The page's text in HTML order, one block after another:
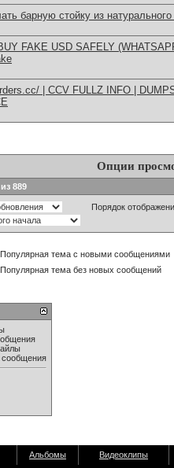
барную стойку из
FAKE USD SAFELY
| CCV FULLZ INFO |
Опции
889
Порядок
Популярная тема с новыми сообщениями
Популярная тема без новых сообщений
сообщения
Альбомы Видеоклипы